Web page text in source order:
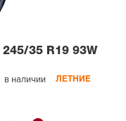
245/35 R19 93W
в наличии ЛЕТНИЕ